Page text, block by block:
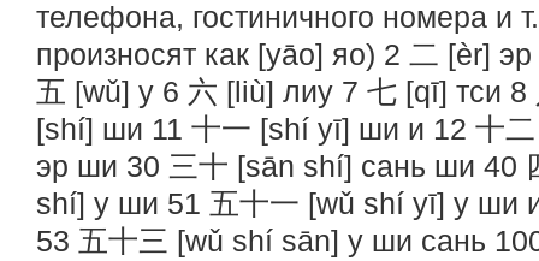
телефона, гостиничного номера и
произносят как [yāo] яо) 2 二 [èr]
五 [wǔ] у 6 六 [liù] лиу 7 七 [qī] тси
[shí] ши 11 十一 [shí yī] ши и 12 十
эр ши 30 三十 [sān shí] сань ши 40
shí] у ши 51 五十一 [wǔ shí yī] у ши
53 五十三 [wǔ shí sān] у ши сань